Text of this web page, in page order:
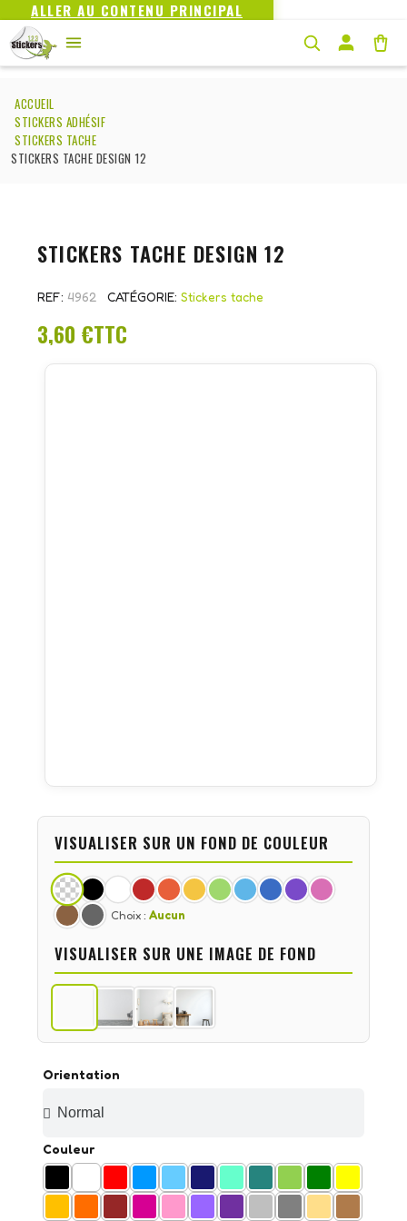
ALLER AU CONTENU PRINCIPAL
ACCUEIL
STICKERS ADHÉSIF
STICKERS TACHE
STICKERS TACHE DESIGN 12
STICKERS TACHE DESIGN 12
REF 4962 CATÉGORIE Stickers tache
3,60 €TTC
Orientation
Couleur
VISUALISER SUR UN FOND DE COULEUR
Choix : Aucun
VISUALISER SUR UNE IMAGE DE FOND